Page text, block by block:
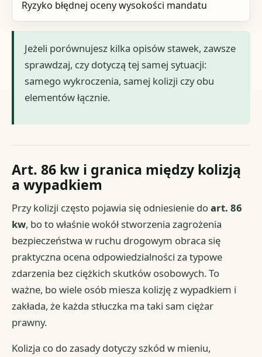
Ryzyko błędnej oceny wysokości mandatu
Jeżeli porównujesz kilka opisów stawek, zawsze
sprawdzaj, czy dotyczą tej samej sytuacji:
samego wykroczenia, samej kolizji czy obu
elementów łącznie.
Art. 86 kw i granica między kolizją
a wypadkiem
Przy kolizji często pojawia się odniesienie doart. 86
kw, bo to właśnie wokół stworzenia zagrożenia
bezpieczeństwa w ruchu drogowym obraca się
praktyczna ocena odpowiedzialności za typowe
zdarzenia bez ciężkich skutków osobowych. To
ważne, bo wiele osób miesza kolizję z wypadkiem i
zakłada, że każda stłuczka ma taki sam ciężar
prawny.
Kolizja co do zasady dotyczy szkód w mieniu,